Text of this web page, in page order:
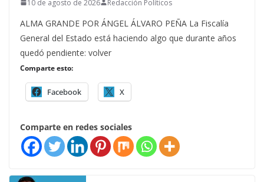
10 de agosto de 2026 Redacción Políticos
ALMA GRANDE POR ÁNGEL ÁLVARO PEÑA La Fiscalía
General del Estado está haciendo algo que durante años
quedó pendiente: volver
Comparte esto:
Facebook X
Comparte en redes sociales